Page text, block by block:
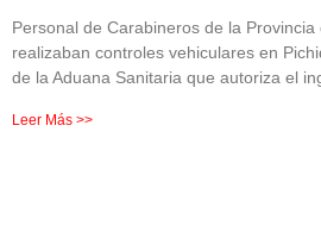
Personal de Carabineros de la
realizaban controles vehiculares en
de la Aduana Sanitaria que autoriza el
Leer Más >>